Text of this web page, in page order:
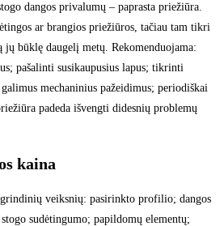
dangos privalumų – paprasta priežiūra.
ar brangios priežiūros, tačiau tam tikri
būklę daugelį metų. Rekomenduojama:
pašalinti susikaupusius lapus; tikrinti
mechaninius pažeidimus; periodiškai
padeda išvengti didesnių problemų
kaina
veiksnių: pasirinkto profilio; dangos
sudėtingumo; papildomų elementų;